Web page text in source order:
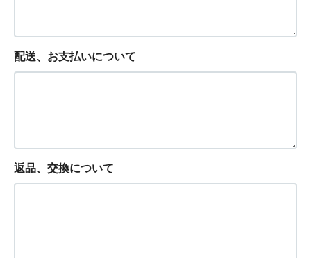
配送、お支払いについて
返品、交換について